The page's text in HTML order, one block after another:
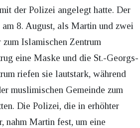
der Polizei angelegt hatte. Der
8. August, als Martin und zwei
Islamischen Zentrum
eine Maske und die St.-Georgs-
riefen sie lautstark, während
muslimischen Gemeinde zum
Die Polizei, die in erhöhter
nahm Martin fest, um eine